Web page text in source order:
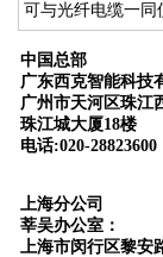
可与光纤电缆一同
中国总部
广东西克智能科技
广州市天河区珠江
珠江城大厦18楼
电话:020-28823600
上海分公司
莘吴办公室：
上海市闵行区黎安